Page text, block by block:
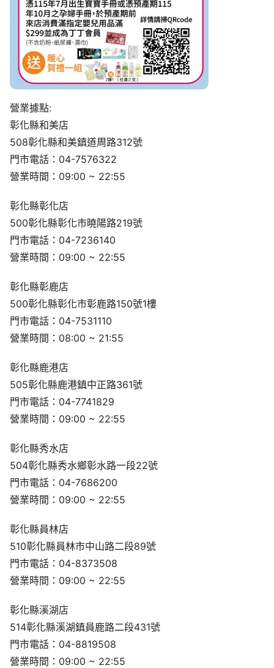
營業據點:
彰化縣和美店
508彰化縣和美鎮道周路312號
門市電話：04-7576322
營業時間：09:00 ~ 22:55
彰化縣彰化店
500彰化縣彰化市曉陽路219號
門市電話：04-7236140
營業時間：09:00 ~ 22:55
彰化縣彰鹿店
500彰化縣彰化市彰鹿路150號1樓
門市電話：04-7531110
營業時間：08:00 ~ 21:55
彰化縣鹿港店
505彰化縣鹿港鎮中正路361號
門市電話：04-7741829
營業時間：09:00 ~ 22:55
彰化縣秀水店
504彰化縣秀水鄉彰水路一段22號
門市電話：04-7686200
營業時間：09:00 ~ 22:55
彰化縣員林店
510彰化縣員林市中山路二段89號
門市電話：04-8373508
營業時間：09:00 ~ 22:55
彰化縣溪湖店
514彰化縣溪湖鎮員鹿路二段431號
門市電話：04-8819508
營業時間：09:00 ~ 22:55